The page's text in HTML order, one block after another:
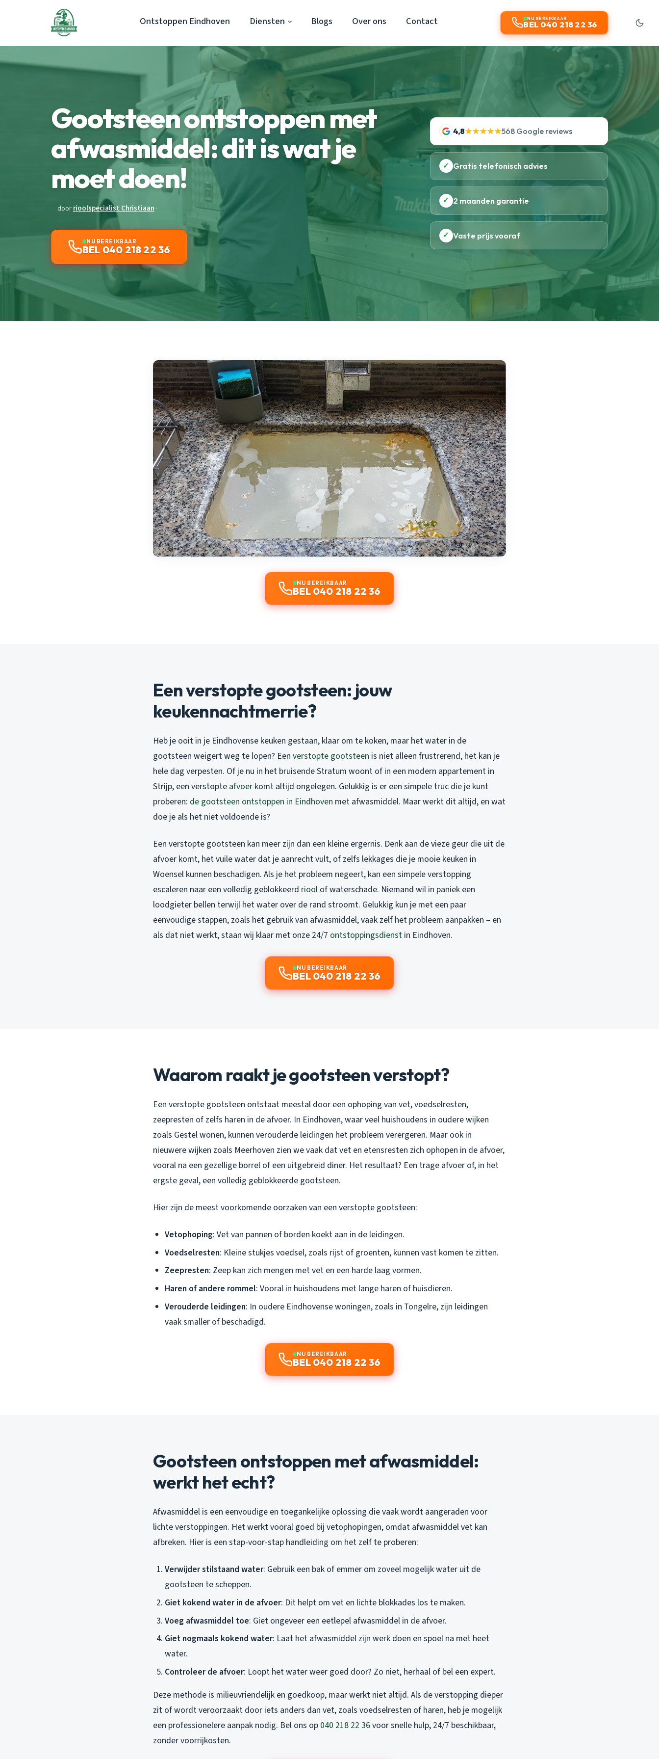
Ontstoppen Eindhoven Diensten Blogs Over ons Contact NU BEREIKBAAR
BEL 040 218 22 36
Gootsteen ontstoppen met
afwasmiddel: dit is wat je
moet doen!
doorrioolspecialist Christiaan ·
NU BEREIKBAAR
BEL 040 218 22 36
4,8★★★★★568 Google reviews
✓ Gratis telefonisch advies
✓ 2 maanden garantie
✓ Vaste prijs vooraf
NU BEREIKBAAR
BEL 040 218 22 36
Een verstopte gootsteen: jouw
keukennachtmerrie?
Heb je ooit in je Eindhovense keuken gestaan, klaar om te koken, maar het water in de
gootsteen weigert weg te lopen? Een verstopte gootsteen is niet alleen frustrerend, het kan je
hele dag verpesten. Of je nu in het bruisende Stratum woont of in een modern appartement in
Strijp, een verstopte afvoer komt altijd ongelegen. Gelukkig is er een simpele truc die je kunt
proberen: de gootsteen ontstoppen in Eindhoven met afwasmiddel. Maar werkt dit altijd, en wat
doe je als het niet voldoende is?
Een verstopte gootsteen kan meer zijn dan een kleine ergernis. Denk aan de vieze geur die uit de
afvoer komt, het vuile water dat je aanrecht vult, of zelfs lekkages die je mooie keuken in
Woensel kunnen beschadigen. Als je het probleem negeert, kan een simpele verstopping
escaleren naar een volledig geblokkeerd riool of waterschade. Niemand wil in paniek een
loodgieter bellen terwijl het water over de rand stroomt. Gelukkig kun je met een paar
eenvoudige stappen, zoals het gebruik van afwasmiddel, vaak zelf het probleem aanpakken – en
als dat niet werkt, staan wij klaar met onze 24/7 ontstoppingsdienst in Eindhoven.
NU BEREIKBAAR
BEL 040 218 22 36
Waarom raakt je gootsteen verstopt?
Een verstopte gootsteen ontstaat meestal door een ophoping van vet, voedselresten,
zeepresten of zelfs haren in de afvoer. In Eindhoven, waar veel huishoudens in oudere wijken
zoals Gestel wonen, kunnen verouderde leidingen het probleem verergeren. Maar ook in
nieuwere wijken zoals Meerhoven zien we vaak dat vet en etensresten zich ophopen in de afvoer,
vooral na een gezellige borrel of een uitgebreid diner. Het resultaat? Een trage afvoer of, in het
ergste geval, een volledig geblokkeerde gootsteen.
Hier zijn de meest voorkomende oorzaken van een verstopte gootsteen:
Vetophoping: Vet van pannen of borden koekt aan in de leidingen.
Voedselresten: Kleine stukjes voedsel, zoals rijst of groenten, kunnen vast komen te zitten.
Zeepresten: Zeep kan zich mengen met vet en een harde laag vormen.
Haren of andere rommel: Vooral in huishoudens met lange haren of huisdieren.
Verouderde leidingen: In oudere Eindhovense woningen, zoals in Tongelre, zijn leidingen
vaak smaller of beschadigd.
NU BEREIKBAAR
BEL 040 218 22 36
Gootsteen ontstoppen met afwasmiddel:
werkt het echt?
Afwasmiddel is een eenvoudige en toegankelijke oplossing die vaak wordt aangeraden voor
lichte verstoppingen. Het werkt vooral goed bij vetophopingen, omdat afwasmiddel vet kan
afbreken. Hier is een stap-voor-stap handleiding om het zelf te proberen:
Verwijder stilstaand water: Gebruik een bak of emmer om zoveel mogelijk water uit de
gootsteen te scheppen.
Giet kokend water in de afvoer: Dit helpt om vet en lichte blokkades los te maken.
Voeg afwasmiddel toe: Giet ongeveer een eetlepel afwasmiddel in de afvoer.
Giet nogmaals kokend water: Laat het afwasmiddel zijn werk doen en spoel na met heet
water.
Controleer de afvoer: Loopt het water weer goed door? Zo niet, herhaal of bel een expert.
Deze methode is milieuvriendelijk en goedkoop, maar werkt niet altijd. Als de verstopping dieper
zit of wordt veroorzaakt door iets anders dan vet, zoals voedselresten of haren, heb je mogelijk
een professionelere aanpak nodig. Bel ons op 040 218 22 36voor snelle hulp, 24/7 beschikbaar,
zonder voorrijkosten.